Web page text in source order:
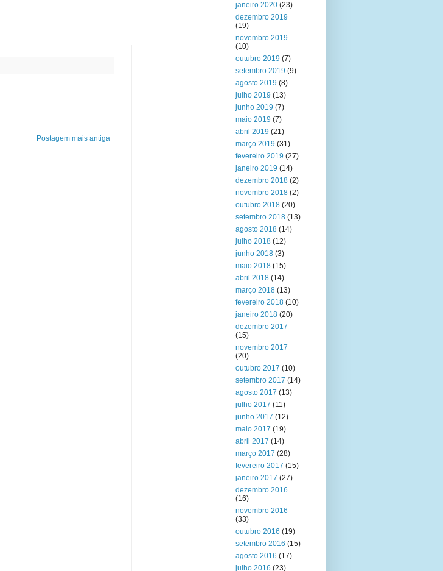
Postagem mais antiga
janeiro 2020 (23)
dezembro 2019
(19)
novembro 2019
(10)
outubro 2019 (7)
setembro 2019 (9)
agosto 2019 (8)
julho 2019 (13)
junho 2019 (7)
maio 2019 (7)
abril 2019 (21)
março 2019 (31)
fevereiro 2019 (27)
janeiro 2019 (14)
dezembro 2018 (2)
novembro 2018 (2)
outubro 2018 (20)
setembro 2018 (13)
agosto 2018 (14)
julho 2018 (12)
junho 2018 (3)
maio 2018 (15)
abril 2018 (14)
março 2018 (13)
fevereiro 2018 (10)
janeiro 2018 (20)
dezembro 2017
(15)
novembro 2017
(20)
outubro 2017 (10)
setembro 2017 (14)
agosto 2017 (13)
julho 2017 (11)
junho 2017 (12)
maio 2017 (19)
abril 2017 (14)
março 2017 (28)
fevereiro 2017 (15)
janeiro 2017 (27)
dezembro 2016
(16)
novembro 2016
(33)
outubro 2016 (19)
setembro 2016 (15)
agosto 2016 (17)
julho 2016 (23)